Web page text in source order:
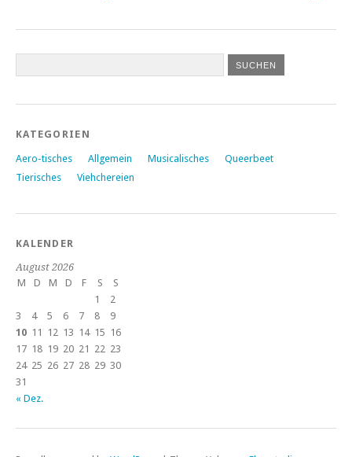
KATEGORIEN
Aero-tisches Allgemein Musicalisches
Queerbeet
Tierisches
Viehchereien
KALENDER
August 2026
M
D M D F S
S
1
2
3
4 5 6 7 8
9
10 11 12 13 14 15 16
17 18 19 20 21 22 23
24 25 26 27 28 29 30
31
« Dez.